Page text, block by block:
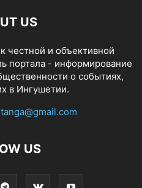
US
честной и объективной
портала - информирование
о событиях,
в Ингушетии.
US